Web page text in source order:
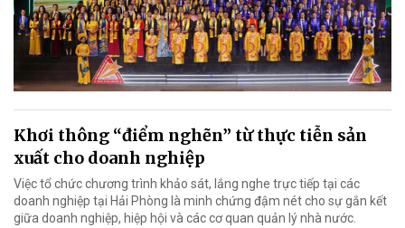
Khơi thông “điểm nghẽn” từ thực tiễn sản
xuất cho doanh nghiệp
Việc tổ chức chương trình khảo sát, lắng nghe trực tiếp tại các
doanh nghiệp tại Hải Phòng là minh chứng đậm nét cho sự gắn kết
giữa doanh nghiệp, hiệp hội và các cơ quan quản lý nhà nước.